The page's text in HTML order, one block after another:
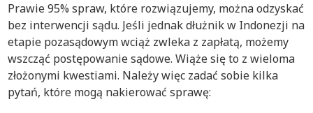
Prawie 95% spraw, które rozwiązujemy, można odzyskać
bez interwencji sądu. Jeśli jednak dłużnik w Indonezji na
etapie pozasądowym wciąż zwleka z zapłatą, możemy
wszcząć postępowanie sądowe. Wiąże się to z wieloma
złożonymi kwestiami. Należy więc zadać sobie kilka
pytań, które mogą nakierować sprawę: